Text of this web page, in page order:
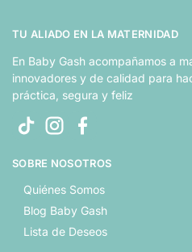
TU ALIADO EN LA MATERNIDAD
En Baby Gash acompañamos a
innovadores y de calidad para
práctica, segura y feliz
SOBRE NOSOTROS
Quiénes Somos
Blog Baby Gash
Lista de Deseos